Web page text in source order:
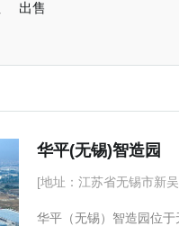
开封
出售
华平(无锡)智造园
[地址：江苏省无锡市新
华平（无锡）智造园位